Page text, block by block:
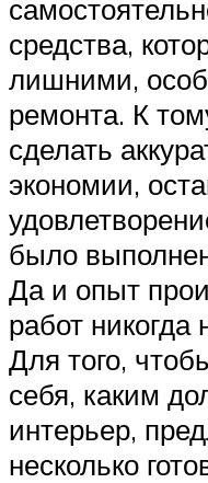
средства,
лишними,
ремонта. К
сделать
экономии,
было
Да и опыт
работ
Для того,
себя, каким
интерьер,
несколько